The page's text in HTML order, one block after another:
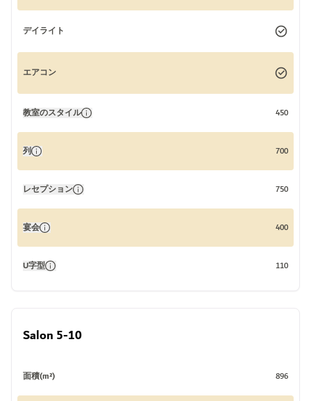
デイライト
エアコン
教室のスタイル 450
列 700
レセプション 750
宴会 400
U字型 110
Salon 5-10
面積(m²) 896